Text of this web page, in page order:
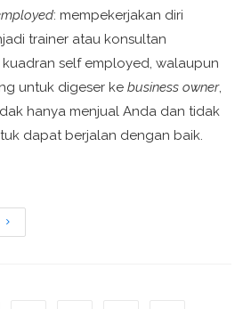
: mempekerjakan diri
trainer atau konsultan
self employed, walaupun
untuk digeser kebusiness owner,
hanya menjual Anda dan tidak
dapat berjalan dengan baik.